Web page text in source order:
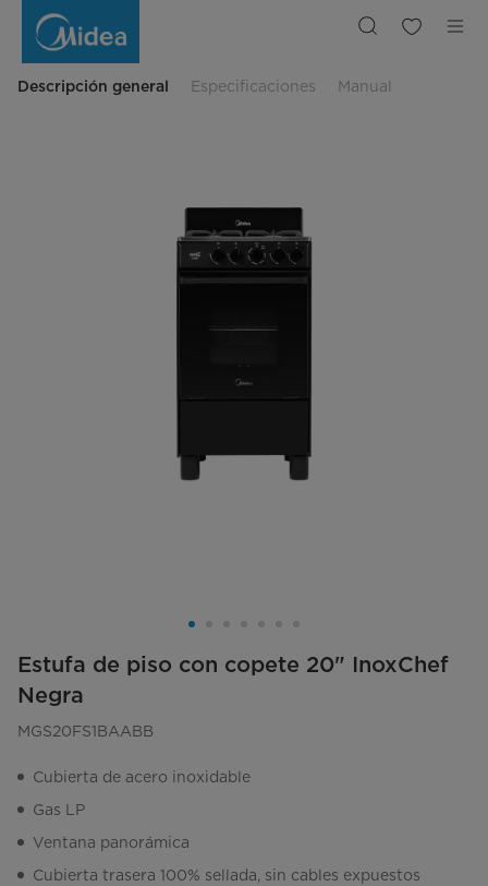
Descripción general Especificaciones Manual
Estufa de piso con copete 20" InoxChef
Negra
MGS20FS1BAABB
Cubierta de acero inoxidable
Gas LP
Ventana panorámica
Cubierta trasera 100% sellada, sin cables expuestos